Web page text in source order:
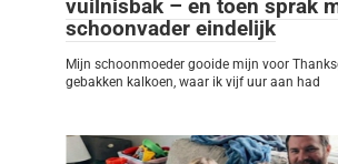
vuilnisbak – en toen sprak
schoonvader eindelijk
Mijn schoonmoeder gooide mijn voor
gebakken kalkoen, waar ik vijf uur aan had